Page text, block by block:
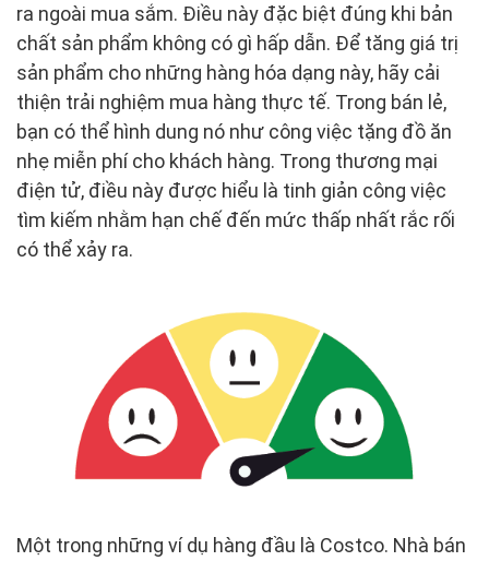
ra ngoài mua sắm. Điều này đặc biệt đúng khi bản
chất sản phẩm không có gì hấp dẫn. Để tăng giá trị
sản phẩm cho những hàng hóa dạng này, hãy cải
thiện trải nghiệm mua hàng thực tế. Trong bán lẻ,
bạn có thể hình dung nó như công việc tặng đồ ăn
nhẹ miễn phí cho khách hàng. Trong thương mại
điện tử, điều này được hiểu là tinh giản công việc
tìm kiếm nhằm hạn chế đến mức thấp nhất rắc rối
có thể xảy ra.
Một trong những ví dụ hàng đầu là Costco. Nhà bán